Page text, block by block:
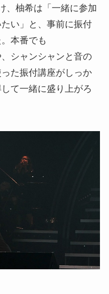
、柚希は「一緒に参加
い」と、事前に振付
本番でも
シャンシャンと音の
た振付講座がしっか
て一緒に盛り上がろ